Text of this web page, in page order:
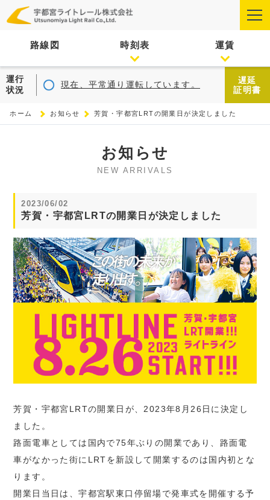
路線図 時刻表 運賃
運行
状況
現在、平常通り運転しています。
遅延
証明書
ホーム お知らせ 芳賀・宇都宮LRTの開業日が決定しました
お知らせ
NEW ARRIVALS
2023/06/02
芳賀・宇都宮LRTの開業日が決定しました
芳賀・宇都宮LRTの開業日が、2023年8月26日に決定し
ました。
路面電車としては国内で75年ぶりの開業であり、路面電
車がなかった街にLRTを新設して開業するのは国内初とな
ります。
開業日当日は、宇都宮駅東口停留場で発車式を開催する予